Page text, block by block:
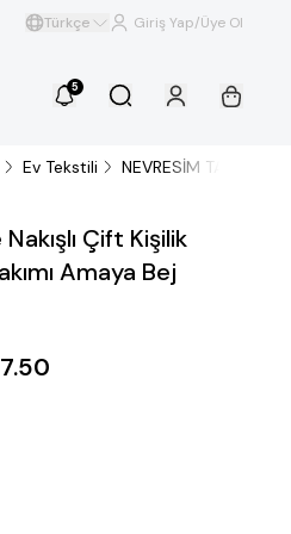
Türkçe Giriş Yap/Üye Ol
5
Ev Tekstili NEVRESİM TAKIMI
Çift Kişilik
Amaya Bej